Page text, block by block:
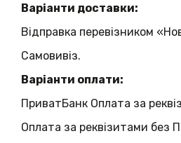
Варіанти доставки:
Відправка перевізником
Самовивіз.
Варіанти оплати:
ПриватБанк Оплата за
Оплата за реквізитами без